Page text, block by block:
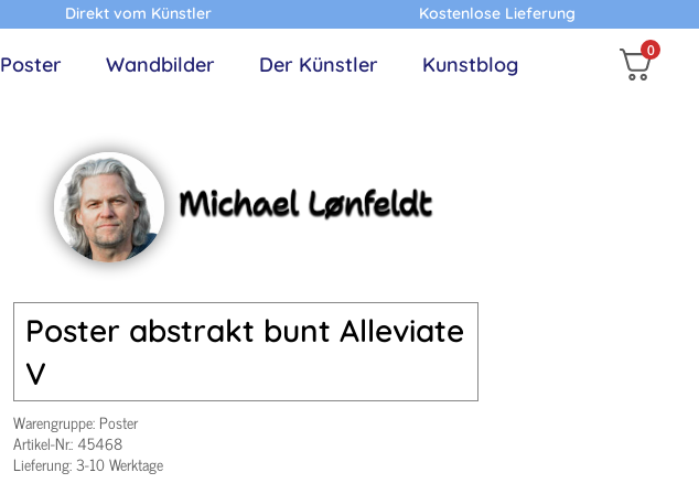
Direkt vom Künstler Kostenlose Lieferung
Poster Wandbilder Der Künstler Kunstblog
0
Poster abstrakt bunt Alleviate
V
Warengruppe: Poster
Artikel-Nr.: 45468
Lieferung: 3-10 Werktage